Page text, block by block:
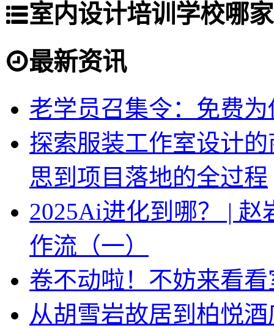
室内设计培训学校哪
最新资讯
老学员召集令：免费
探索服装工作室设计
思到项目落地的全过程
2025Ai进化到哪？ |
作流（一）
卷不动啦！不妨来看
从胡雪岩故居到柏悦